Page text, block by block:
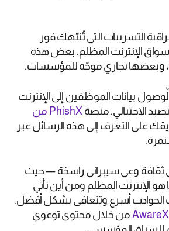
التسريبات التي تُنبّهك فور
الإنترنت المظلم. بعض هذه
وبعضها تجاري موجّه للمؤسسات.
لوصول بيانات الموظفين إلى الإنترنت
الاحتيالي. منصة
PhishX من
على التعرف إلى هذه الرسائل عبر
ثقافة وعي سيبراني راسخة — حيث
المظلم ومن أين تأتي
أسرع وتتعافى بشكل أفضل.
AwareX من خلال محتوى توعوي